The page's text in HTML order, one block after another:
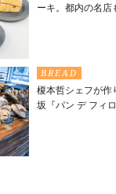
ーキ。都内の名店
BREAD
榎本哲シェフが作
坂『パン デ フィロ